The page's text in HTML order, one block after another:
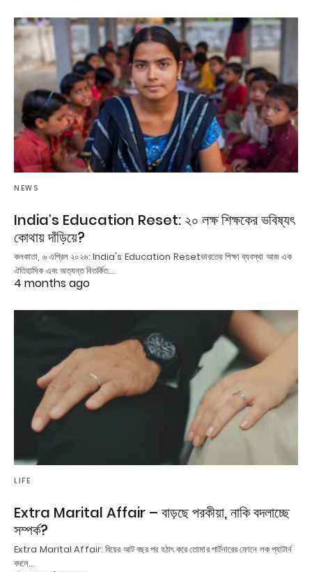
NEWS
India’s Education Reset: ২০ লক্ষ শিক্ষকের ভবিষ্যৎ
কোথায় দাঁড়িয়ে?
কলকাতা, ৬ এপ্রিল ২০২৬: India's Education Resetভারতের শিক্ষা ব্যবস্থা আজ এক
ঐতিহাসিক এবং অত্যন্ত বিতর্কিত…
4 months ago
LIFE
Extra Marital Affair – বাড়ছে পরকীয়া, নাকি বদলাচ্ছে
সম্পর্ক?
Extra Marital Affair: বিয়ের আট বছর পর হঠাৎ করে তোমার পার্টনারের ফোনে লক প্যাটার্ন
বদলে…